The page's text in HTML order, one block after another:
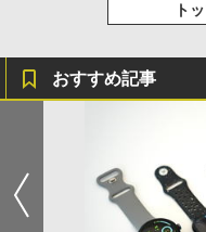
ト
おすすめ記事